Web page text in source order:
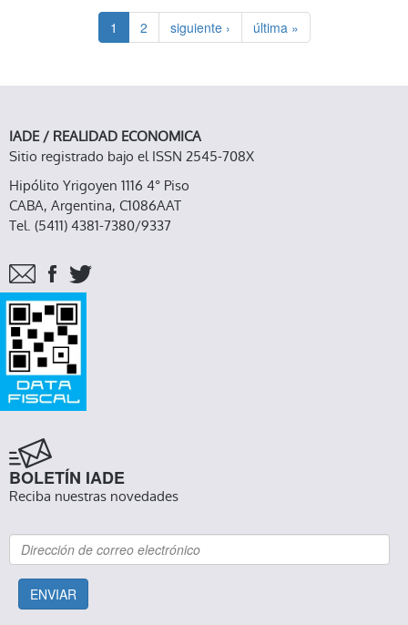
1 2 siguiente › última »
IADE / REALIDAD ECONOMICA
Sitio registrado bajo el ISSN 2545-708X
Hipólito Yrigoyen 1116 4° Piso
CABA, Argentina, C1086AAT
Tel. (5411) 4381-7380/9337
BOLETÍN IADE
Reciba nuestras novedades
ENVIAR